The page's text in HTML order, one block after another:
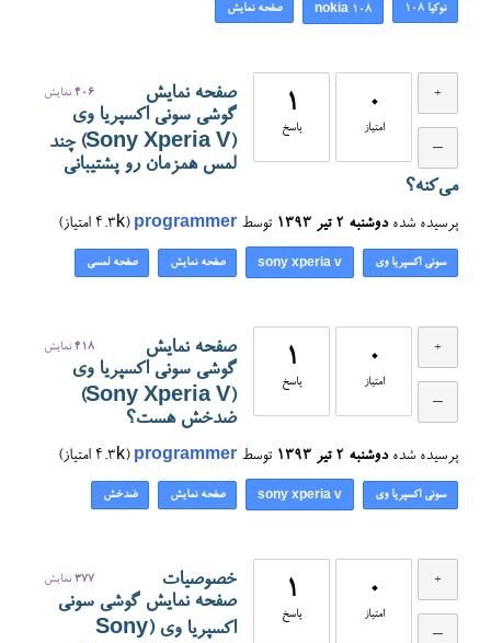
نوکیا 108 nokia 108 صفحه نمایش
0
امتیاز
1
پاسخ
406 نمایش
صفحه نمایش
گوشی سونی اکسپریا وی
(Sony Xperia V) چند
لمس همزمان رو پشتیبانی
می‌کنه؟
پرسیده شده دوشنبه ۲ تیر ۱۳۹۳ توسط programmer
(
4.3k امتیاز)
سونی اکسپریا وی sony xperia v صفحه نمایش صفحه لمسی
0
امتیاز
1
پاسخ
418 نمایش
صفحه نمایش
گوشی سونی اکسپریا وی
(Sony Xperia V)
ضدخش هست؟
پرسیده شده دوشنبه ۲ تیر ۱۳۹۳ توسط programmer
(
4.3k امتیاز)
سونی اکسپریا وی sony xperia v صفحه نمایش ضدخش
0
امتیاز
1
پاسخ
377 نمایش
خصوصیات
صفحه نمایش گوشی سونی
اکسپریا وی (Sony